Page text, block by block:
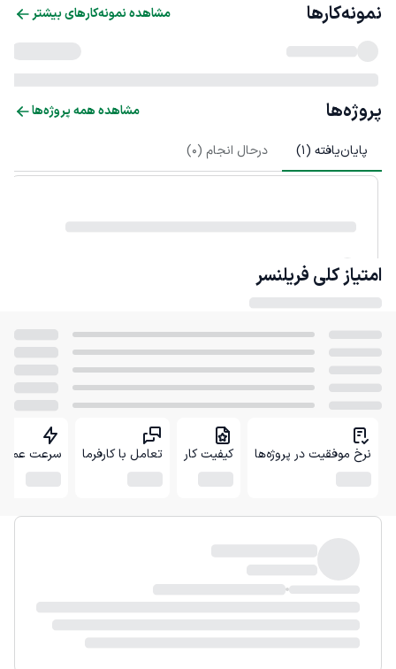
نمونه‌کارها مشاهده نمونه‌کارهای بیشتر
پروژه‌ها مشاهده همه پروژه‌ها
پایان‌یافته (1
) درحال انجام (0
)
امتیاز کلی فریلنسر
نرخ موفقیت در پروژه‌ها کیفیت کار تعامل با کارفرما سرعت عمل